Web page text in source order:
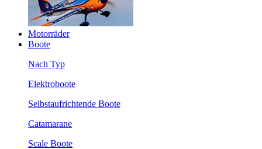
Motorräder
Boote
Nach Typ
Elektroboote
Selbstaufrichtende Boote
Catamarane
Scale Boote